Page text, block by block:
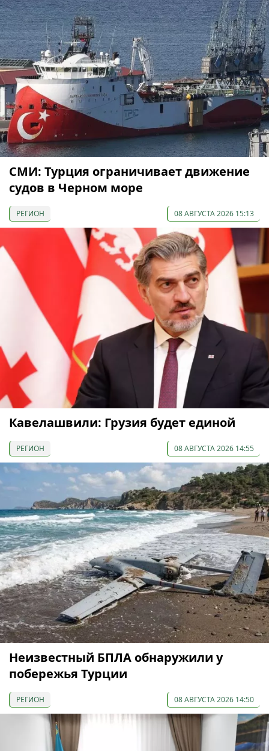
СМИ: Турция ограничивает движение
судов в Черном море
РЕГИОН 08 АВГУСТА 2026 15:13
Кавелашвили: Грузия будет единой
РЕГИОН 08 АВГУСТА 2026 14:55
Неизвестный БПЛА обнаружили у
побережья Турции
РЕГИОН 08 АВГУСТА 2026 14:50